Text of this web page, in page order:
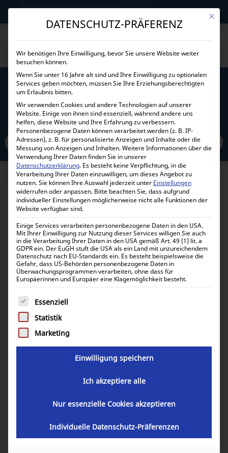
→
ZYLINDERLAGER 50 X 40 C 55 SHORE
Home Alle Produkte Stromerzeuger und Ersatzteile
Zylinderlager 50 x 40 C 55 Shore
5,70 inkl. 0% MwSt.
6,78 € inkl. 19% MwSt.
Zylinderlager 50 x 40 C 55 Shore
30607-08
Mit
DATENSCHUTZ-PRÄFERENZ
Wir benötigen Ihre Einwilligung, bevor Sie unsere Website weiter
besuchen können.
Wenn Sie unter 16 Jahre alt sind und Ihre Einwilligung zu optionalen
Services geben möchten, müssen Sie Ihre Erziehungsberechtigten
um Erlaubnis bitten.
Wir verwenden Cookies und andere Technologien auf unserer
Website. Einige von ihnen sind essenziell, während andere uns
helfen, diese Website und Ihre Erfahrung zu verbessern.
Personenbezogene Daten können verarbeitet werden (z. B. IP-
Adressen), z. B. für personalisierte Anzeigen und Inhalte oder die
Messung von Anzeigen und Inhalten.Weitere Informationen über die
Verwendung Ihrer Daten finden Sie in unserer
Datenschutzerklärung. Es besteht keine Verpflichtung, in die
Verarbeitung Ihrer Daten einzuwilligen, um dieses Angebot zu
nutzen.Sie können Ihre Auswahl jederzeit unter Einstellungen
widerrufen oder anpassen. Bitte beachten Sie, dass aufgrund
individueller Einstellungen möglicherweise nicht alle Funktionen der
Website verfügbar sind.
Einige Services verarbeiten personenbezogene Daten in den USA.
Mit Ihrer Einwilligung zur Nutzung dieser Services willigen Sie auch
in die Verarbeitung Ihrer Daten in den USA gemäß Art. 49 (1) lit. a
GDPR ein. Der EuGH stuft die USA als ein Land mit unzureichendem
Datenschutz nach EU-Standards ein. Es besteht beispielsweise die
Gefahr, dass US-Behörden personenbezogene Daten in
Überwachungsprogrammen verarbeiten, ohne dass für
Europäerinnen und Europäer eine Klagemöglichkeit besteht.
Es folgt eine Liste der Service-Gruppen, für die eine
Essenziell
Statistik
Marketing
Einwilligung speichern
Ich akzeptiere alle
Nur essenzielle Cookies akzeptieren
Individuelle Datenschutz-Präferenzen